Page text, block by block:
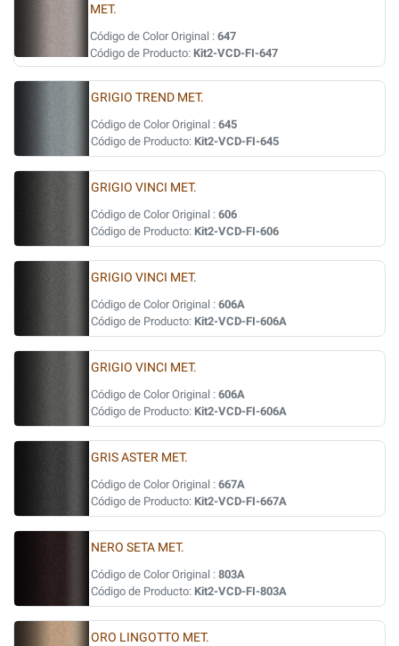
MET.
Código de Color Original : 647
Código de Producto: Kit2-VCD-FI-647
GRIGIO TREND MET.
Código de Color Original : 645
Código de Producto: Kit2-VCD-FI-645
GRIGIO VINCI MET.
Código de Color Original : 606
Código de Producto: Kit2-VCD-FI-606
GRIGIO VINCI MET.
Código de Color Original : 606A
Código de Producto: Kit2-VCD-FI-606A
GRIGIO VINCI MET.
Código de Color Original : 606A
Código de Producto: Kit2-VCD-FI-606A
GRIS ASTER MET.
Código de Color Original : 667A
Código de Producto: Kit2-VCD-FI-667A
NERO SETA MET.
Código de Color Original : 803A
Código de Producto: Kit2-VCD-FI-803A
ORO LINGOTTO MET.